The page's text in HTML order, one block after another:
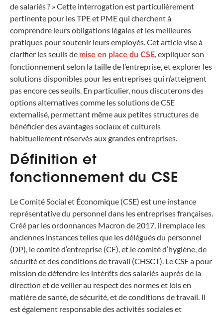
de salariés ? » Cette interrogation est particulièrement
pertinente pour les TPE et PME qui cherchent à
comprendre leurs obligations légales et les meilleures
pratiques pour soutenir leurs employés. Cet article vise à
clarifier les seuils de mise en place du CSE, expliquer son
fonctionnement selon la taille de l’entreprise, et explorer les
solutions disponibles pour les entreprises qui n’atteignent
pas encore ces seuils. En particulier, nous discuterons des
options alternatives comme les solutions de CSE
externalisé, permettant même aux petites structures de
bénéficier des avantages sociaux et culturels
habituellement réservés aux grandes entreprises.
Définition et
fonctionnement du CSE
Le Comité Social et Économique (CSE) est une instance
représentative du personnel dans les entreprises françaises.
Créé par les ordonnances Macron de 2017, il remplace les
anciennes instances telles que les délégués du personnel
(DP), le comité d’entreprise (CE), et le comité d’hygiène, de
sécurité et des conditions de travail (CHSCT). Le CSE a pour
mission de défendre les intérêts des salariés auprès de la
direction et de veiller au respect des normes et lois en
matière de santé, de sécurité, et de conditions de travail. Il
est également responsable des activités sociales et